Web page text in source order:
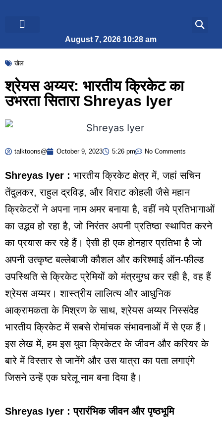
August 7, 2026 10:28 am
खेल
श्रेयस अय्यर: भारतीय क्रिकेट का
उभरता सितारा Shreyas Iyer
talktoons@ October 9, 2023 5:26 pm No Comments
Shreyas Iyer : भारतीय क्रिकेट क्षेत्र में, जहां सचिन
तेंदुलकर, राहुल द्रविड़, और विराट कोहली जैसे महान
क्रिकेटरों ने अपना नाम अमर बनाया है, वहीं नये प्रतिभागाओं
का उद्भव हो रहा है, जो निरंतर अपनी प्रतिष्ठा स्थापित करने
का प्रयास कर रहे हैं। ऐसी ही एक होनहार प्रतिभा है जो
अपनी उत्कृष्ट बल्लेबाजी कौशल और करिश्माई ऑन-फील्ड
उपस्थिति से क्रिकेट प्रेमियों को मंत्रमुग्ध कर रही है, वह हैं
श्रेयस अय्यर। शास्त्रीय लालित्य और आधुनिक
आक्रामकता के मिश्रण के साथ, श्रेयस अय्यर निस्संदेह
भारतीय क्रिकेट में सबसे रोमांचक संभावनाओं में से एक हैं।
इस लेख में, हम इस युवा क्रिकेटर के जीवन और करियर के
बारे में विस्तार से जानेंगे और उस यात्रा का पता लगाएंगे
जिसने उन्हें एक घरेलू नाम बना दिया है।
Shreyas Iyer : प्रारंभिक जीवन और पृष्ठभूमि